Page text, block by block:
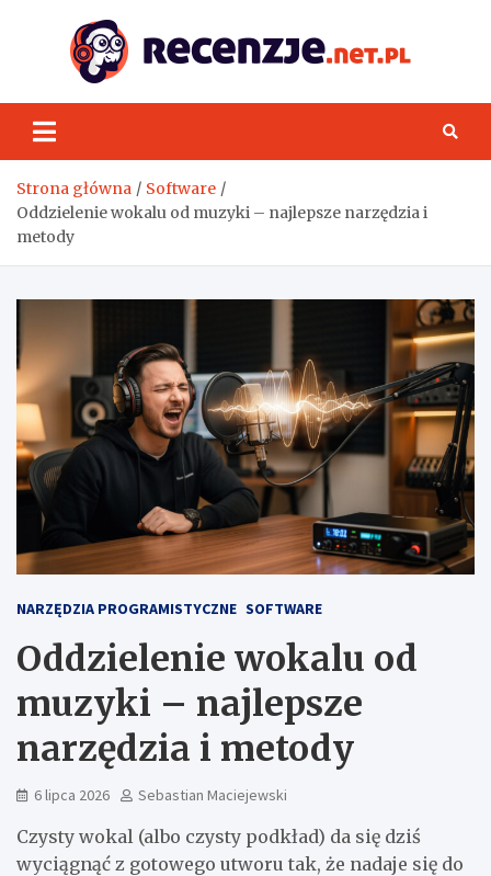
Strona główna
Software
Oddzielenie wokalu od muzyki – najlepsze narzędzia i
metody
NARZĘDZIA PROGRAMISTYCZNE SOFTWARE
Oddzielenie wokalu od
muzyki – najlepsze
narzędzia i metody
6 lipca 2026 Sebastian Maciejewski
Czysty wokal (albo czysty podkład) da się dziś
wyciągnąć z gotowego utworu tak, że nadaje się do